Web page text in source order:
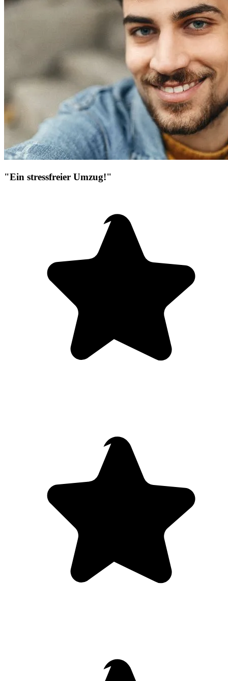
"Ein stressfreier Umzug!"